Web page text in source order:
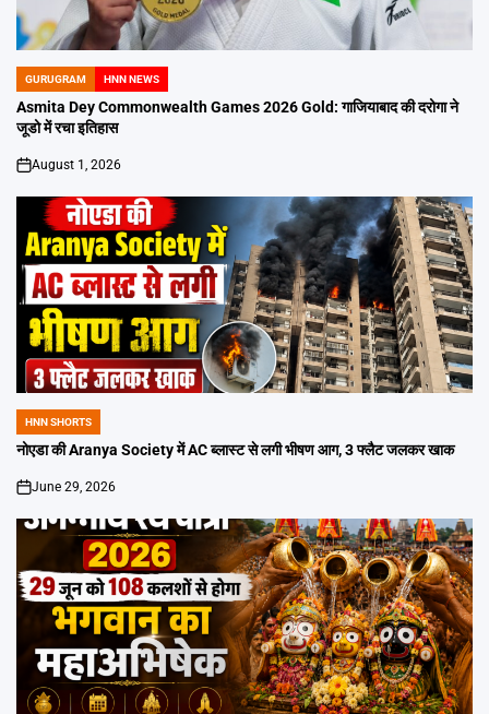
POSTED
IN
GURUGRAM HNN NEWS
Asmita Dey Commonwealth Games 2026 Gold: गाजियाबाद की दरोगा ने
जूडो में रचा इतिहास
on
August 1, 2026
POSTED
IN
HNN SHORTS
नोएडा की Aranya Society में AC ब्लास्ट से लगी भीषण आग, 3 फ्लैट जलकर खाक
on
June 29, 2026